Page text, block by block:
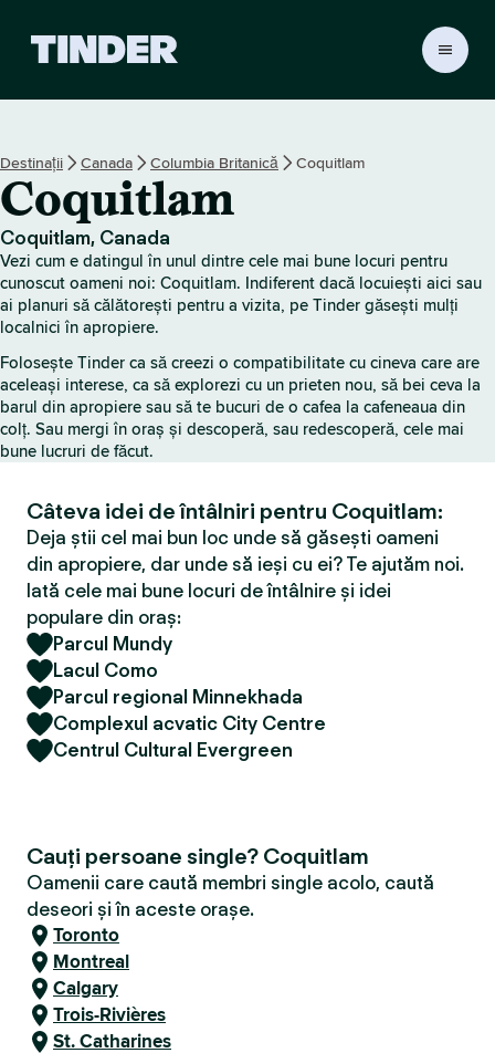
T
i
n
e
r
Destinații Canada Columbia Britanică Coquitlam
Coquitlam
Coquitlam, Canada
Vezi cum e datingul în unul dintre cele mai bune locuri pentru
cunoscut oameni noi: Coquitlam. Indiferent dacă locuiești aici sau
ai planuri să călătorești pentru a vizita, pe Tinder găsești mulți
localnici în apropiere.
Folosește Tinder ca să creezi o compatibilitate cu cineva care are
aceleași interese, ca să explorezi cu un prieten nou, să bei ceva la
barul din apropiere sau să te bucuri de o cafea la cafeneaua din
colț. Sau mergi în oraș și descoperă, sau redescoperă, cele mai
bune lucruri de făcut.
Câteva idei de întâlniri pentru Coquitlam:
Deja știi cel mai bun loc unde să găsești oameni
din apropiere, dar unde să ieși cu ei? Te ajutăm noi.
Iată cele mai bune locuri de întâlnire și idei
populare din oraș:
Parcul Mundy
Lacul Como
Parcul regional Minnekhada
Complexul acvatic City Centre
Centrul Cultural Evergreen
Cauți persoane single? Coquitlam
Oamenii care caută membri single acolo, caută
deseori și în aceste orașe.
Toronto
Montreal
Calgary
Trois-Rivières
St. Catharines